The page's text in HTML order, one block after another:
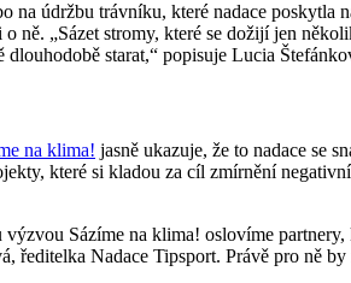
na údržbu trávníku, které nadace
o ně. „Sázet stromy, které se dožijí jen
dlouhodobě starat,“ popisuje Lucia
na klima! jasně ukazuje, že to nadace se
které si kladou za cíl zmírnění
výzvou Sázíme na klima! oslovíme
ředitelka Nadace Tipsport. Právě pro ně